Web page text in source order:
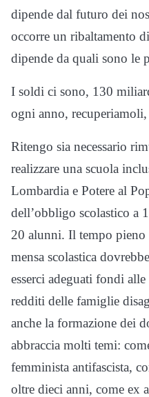
dipende dal futuro dei
occorre un ribaltamento
dipende da quali sono le
I soldi ci sono, 130
ogni anno,
Ritengo sia necessario
realizzare una scuola
Lombardia e Potere al
dell’obbligo scolastico a
20 alunni. Il tempo pieno
mensa scolastica
esserci adeguati fondi
redditi delle famiglie
anche la formazione dei
abbraccia molti temi:
femminista antifascista,
oltre dieci anni, come ex